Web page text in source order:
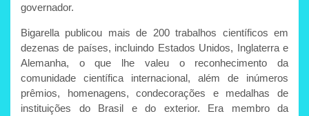
governador.
Bigarella publicou mais de 200 trabalhos científicos em
dezenas de países, incluindo Estados Unidos, Inglaterra e
Alemanha, o que lhe valeu o reconhecimento da
comunidade científica internacional, além de inúmeros
prêmios, homenagens, condecorações e medalhas de
instituições do Brasil e do exterior. Era membro da